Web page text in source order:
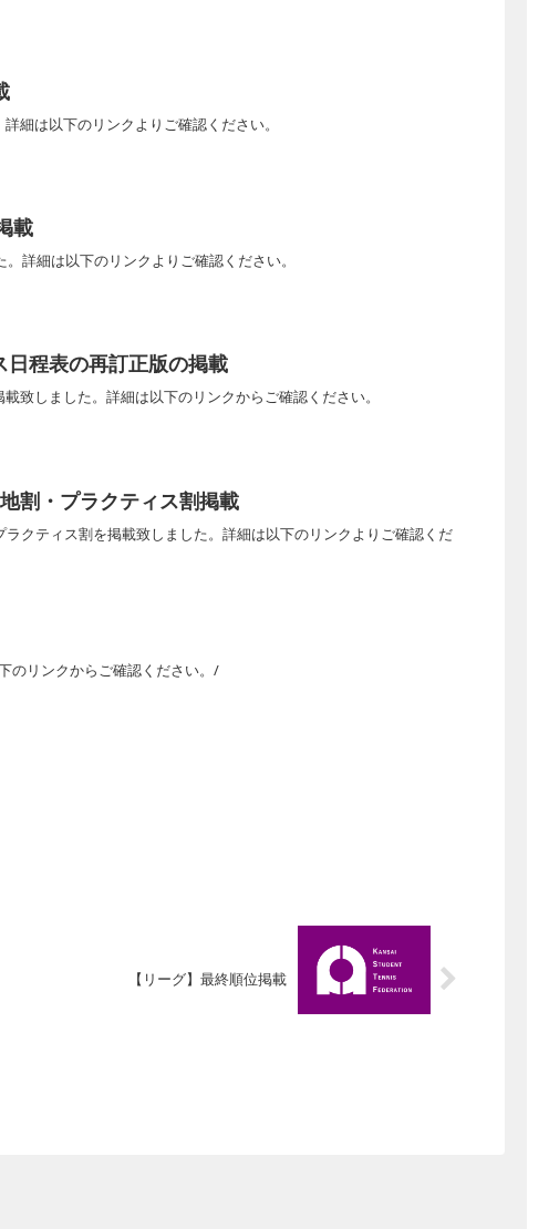
細は以下のリンクよりご確認ください。
載
詳細は以下のリンクよりご確認ください。
日程表の再訂正版の掲載
致しました。詳細は以下のリンクからご確認ください。
割・プラクティス割掲載
クティス割を掲載致しました。詳細は以下のリンクよりご確認くだ
のリンクからご確認ください。/
【リーグ】最終順位掲載